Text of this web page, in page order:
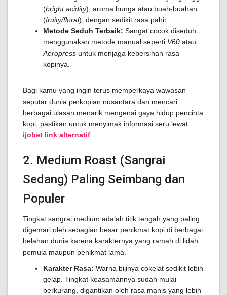
(bright acidity), aroma bunga atau buah-buahan
(fruity/floral), dengan sedikit rasa pahit.
Metode Seduh Terbaik: Sangat cocok diseduh
menggunakan metode manual seperti V60 atau
Aeropress untuk menjaga kebersihan rasa
kopinya.
Bagi kamu yang ingin terus memperkaya wawasan
seputar dunia perkopian nusantara dan mencari
berbagai ulasan menarik mengenai gaya hidup pencinta
kopi, pastikan untuk menyimak informasi seru lewat
ijobet link alternatif
2. Medium Roast (Sangrai
Sedang) Paling Seimbang dan
Populer
Tingkat sangrai medium adalah titik tengah yang paling
digemari oleh sebagian besar penikmat kopi di berbagai
belahan dunia karena karakternya yang ramah di lidah
pemula maupun penikmat lama.
Karakter Rasa: Warna bijinya cokelat sedikit lebih
gelap. Tingkat keasamannya sudah mulai
berkurang, digantikan oleh rasa manis yang lebih